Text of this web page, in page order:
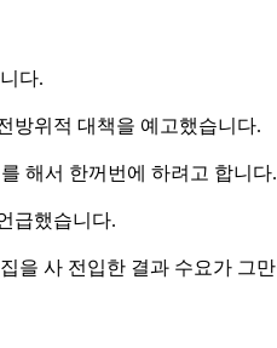
다.
방위적 대책을 예고했습니다.
해서 한꺼번에 하려고 합니
급했습니다.
을 사 전입한 결과 수요가 그